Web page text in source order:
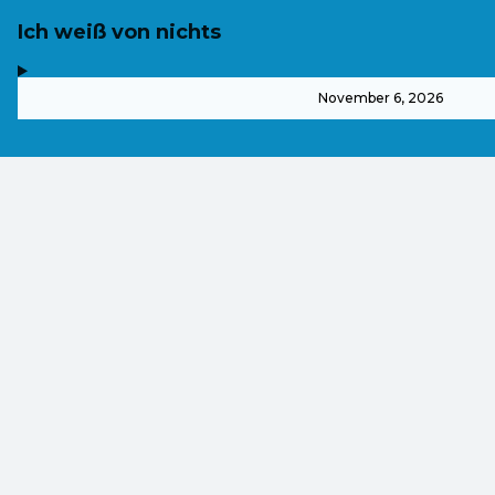
Ich weiß von nichts
November 6, 2026